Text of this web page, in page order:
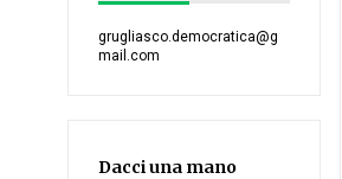
grugliasco.democratica@g
mail.com
Dacci una mano